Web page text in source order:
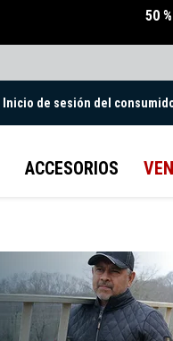
50
Inicio de sesión del
ACCESORIOS